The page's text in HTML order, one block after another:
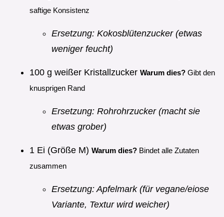
saftige Konsistenz
Ersetzung: Kokosblütenzucker (etwas
weniger feucht)
100 g weißer Kristallzucker Warum dies? Gibt den
knusprigen Rand
Ersetzung: Rohrohrzucker (macht sie
etwas grober)
1 Ei (Größe M) Warum dies? Bindet alle Zutaten
zusammen
Ersetzung: Apfelmark (für vegane/eiose
Variante, Textur wird weicher)